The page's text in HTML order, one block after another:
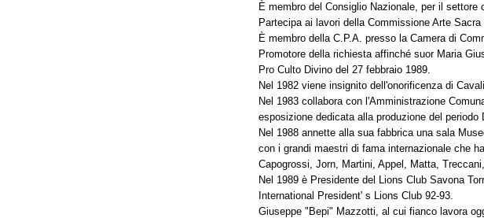
È membro del Consiglio Nazionale, per il
Partecipa ai lavori della Commissione Arte
È membro della C.P.A. presso la Camera di
Promotore della richiesta affinché suor Maria
Pro Culto Divino del 27 febbraio 1989.
Nel 1982 viene insignito dell'onorificenza di
Nel 1983 collabora con l'Amministrazione
esposizione dedicata alla produzione del
Nel 1988 annette alla sua fabbrica una sala
con i grandi maestri di fama internazionale che
Capogrossi, Jorn, Martini, Appel, Matta,
Nel 1989 è Presidente del Lions Club Savona
International President' s Lions Club 92-93.
Giuseppe "Bepi" Mazzotti, al cui fianco lavora